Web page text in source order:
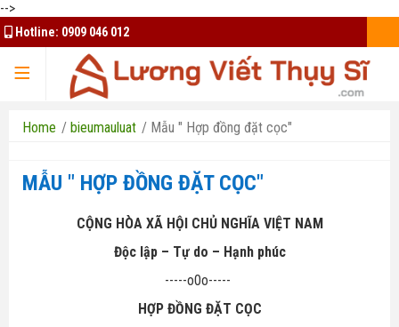
-->
Hotline: 0909 046 012
TRANG CHỦ
TQK Group
Kim Oanh Group
Đất nền Bình Phước
Mua bán ký gửi
Thuê nhà - căn hộ
Bất Động Sản HCM
Home / bieumauluat / Mẫu " Hợp đồng đặt cọc"
MẪU " HỢP ĐỒNG ĐẶT CỌC"
CỘNG HÒA XÃ HỘI CHỦ NGHĨA VIỆT NAM
Độc lập – Tự do – Hạnh phúc
-----o0o-----
HỢP ĐỒNG ĐẶT CỌC